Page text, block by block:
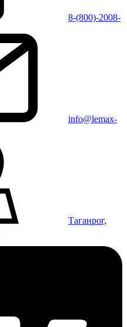
8-(800)-2008-
info@lemax-
Таганрог,